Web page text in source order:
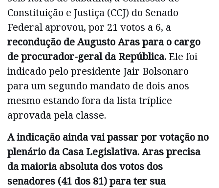
Constituição e Justiça (CCJ) do Senado
Federal aprovou, por 21 votos a 6, a
recondução de Augusto Aras para o cargo
de procurador-geral da República. Ele foi
indicado pelo presidente Jair Bolsonaro
para um segundo mandato de dois anos
mesmo estando fora da lista tríplice
aprovada pela classe.
A indicação ainda vai passar por votação no
plenário da Casa Legislativa. Aras precisa
da maioria absoluta dos votos dos
senadores (41 dos 81) para ter sua